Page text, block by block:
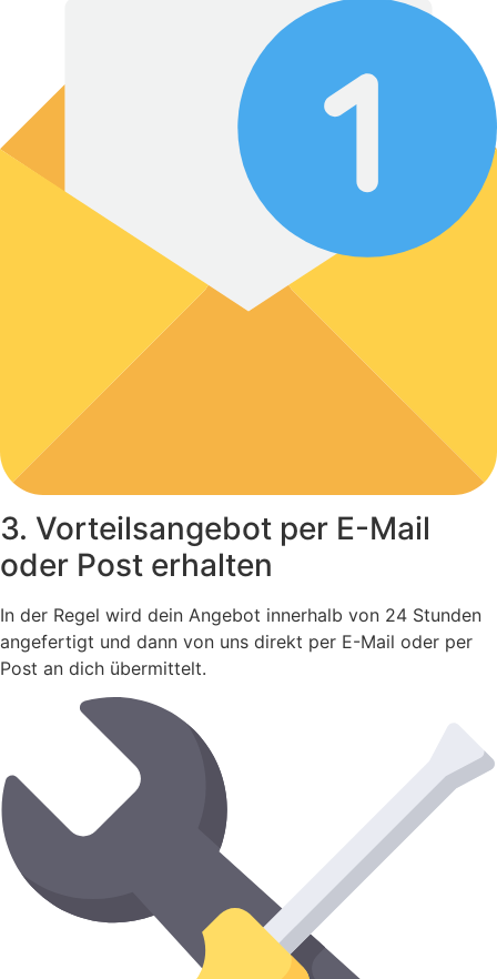
3. Vorteilsangebot per E-Mail
oder Post erhalten
In der Regel wird dein Angebot innerhalb von 24 Stunden
angefertigt und dann von uns direkt per E-Mail oder per
Post an dich übermittelt.